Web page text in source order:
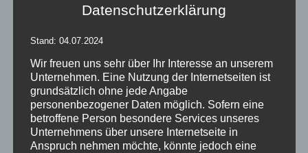
Datenschutzerklärung
Stand: 04.07.2024
Wir freuen uns sehr über Ihr Interesse an unserem
Unternehmen. Eine Nutzung der Internetseiten ist
grundsätzlich ohne jede Angabe
personenbezogener Daten möglich. Sofern eine
betroffene Person besondere Services unseres
Unternehmens über unsere Internetseite in
Anspruch nehmen möchte, könnte jedoch eine